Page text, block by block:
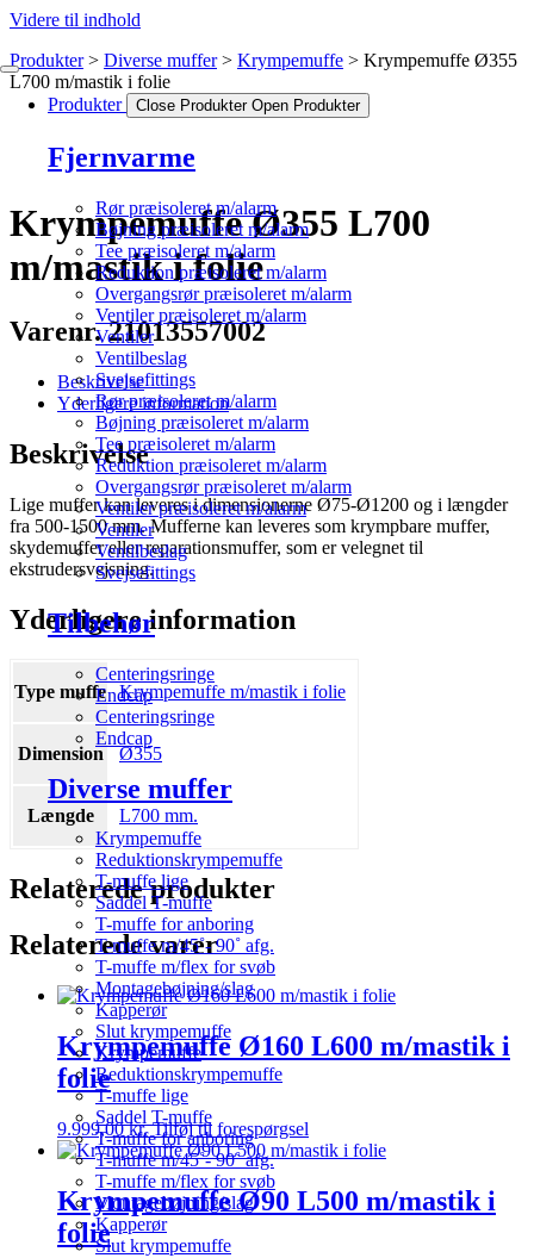
Videre til indhold
Produkter Close Produkter Open Produkter
Fjernvarme
Rør præisoleret m/alarm
Bøjning præisoleret m/alarm
Tee præisoleret m/alarm
Reduktion præisoleret m/alarm
Overgangsrør præisoleret m/alarm
Ventiler præisoleret m/alarm
Ventiler
Ventilbeslag
Svejsefittings
Rør præisoleret m/alarm
Bøjning præisoleret m/alarm
Tee præisoleret m/alarm
Reduktion præisoleret m/alarm
Overgangsrør præisoleret m/alarm
Ventiler præisoleret m/alarm
Ventiler
Ventilbeslag
Svejsefittings
Tilbehør
Centeringsringe
Endcap
Centeringsringe
Endcap
Diverse muffer
Krympemuffe
Reduktionskrympemuffe
T-muffe lige
Saddel T-muffe
T-muffe for anboring
T-muffe m/45˚- 90˚ afg.
T-muffe m/flex for svøb
Montagebøjning/slag
Kapperør
Slut krympemuffe
Krympemuffe
Reduktionskrympemuffe
T-muffe lige
Saddel T-muffe
T-muffe for anboring
T-muffe m/45˚- 90˚ afg.
T-muffe m/flex for svøb
Montagebøjning/slag
Kapperør
Slut krympemuffe
Produkter Diverse muffer Krympemuffe
Krympemuffe Ø355
L700 m/mastik i folie
Krympemuffe Ø355 L700
m/mastik i folie
Varenr. 21013557002
Beskrivelse
Yderligere information
Beskrivelse
Lige muffer kan leveres i dimensionerne Ø75-Ø1200 og i længder
fra 500-1500 mm. Mufferne kan leveres som krympbare muffer,
skydemuffer eller reparationsmuffer, som er velegnet til
ekstrudersvejsning.
Yderligere information
Type muffe Krympemuffe m/mastik i folie
Dimension Ø355
Længde L700 mm.
Relaterede produkter
Relaterede varer
Krympemuffe Ø160 L600 m/mastik i
folie
9.999,00kr. Tilføj til forespørgsel
Krympemuffe Ø90 L500 m/mastik i
folie